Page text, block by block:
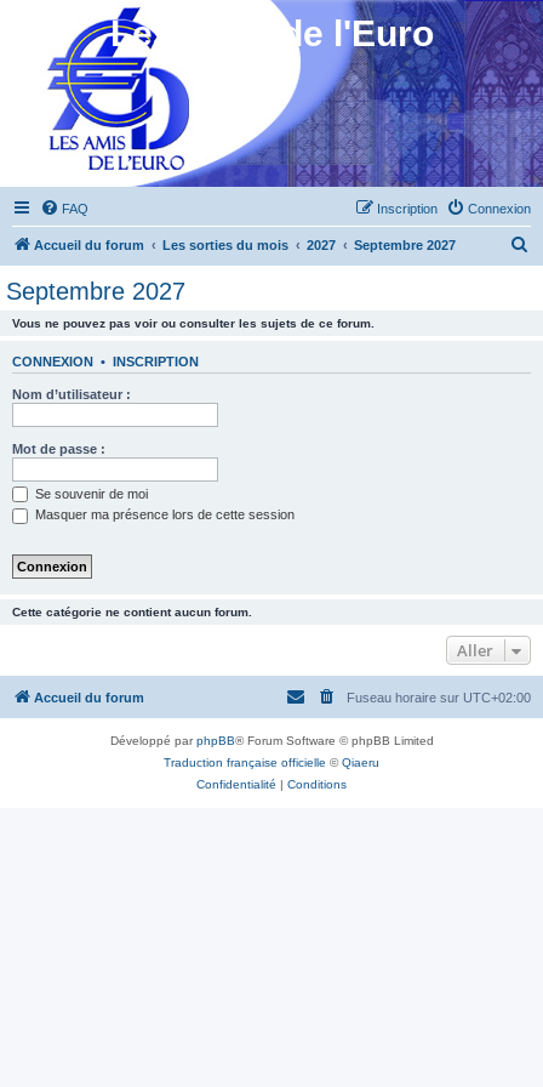
Les Amis de l'Euro
FAQ Connexion
Inscription
Accueil du forum Les sorties du mois 2027 Septembre 2027
Septembre 2027
Vous ne pouvez pas voir ou consulter les sujets de ce forum.
CONNEXION • INSCRIPTION
Nom d’utilisateur :
Mot de passe :
Se souvenir de moi
Masquer ma présence lors de cette session
Cette catégorie ne contient aucun forum.
Aller
Accueil du forum Fuseau horaire sur UTC+02:00
Développé parphpBB® Forum Software © phpBB Limited
Traduction française officielle ©Qiaeru
Confidentialité | Conditions